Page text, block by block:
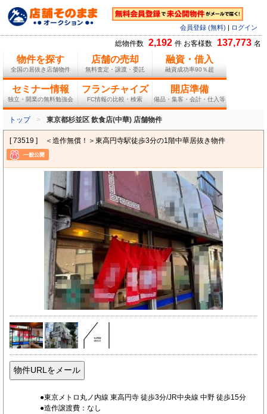
会員登録 (無料) ログイン
総物件数 2,192 件 お客様数 137,773 名
物件を探す
全国の居抜き店舗物件
店舗の売却
無料査定・譲渡・委託
融資・借入
融資成功率90％超
セミナー情報
独立・開業の無料勉強会
フランチャイズ
FC情報の比較・検索
開店準備
備品・集客・会計・仕入等
トップ 東京都杉並区 飲食店(中華) 店舗物件
[ 73519 ] ＜造作無償！＞東高円寺駅徒歩3分の1階中華居抜き物件
●東京メトロ丸ノ内線 東高円寺 徒歩3分/JR中央線 中野 徒歩15分
●造作譲渡費：なし